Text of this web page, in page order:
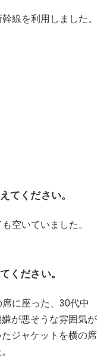
線を利用しました。
てください。
空いていました。
ください。
に座った、30代中
が悪そうな雰囲気が
ジャケットを横の席